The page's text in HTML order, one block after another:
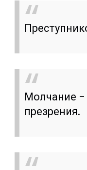
Молчание
презрения.